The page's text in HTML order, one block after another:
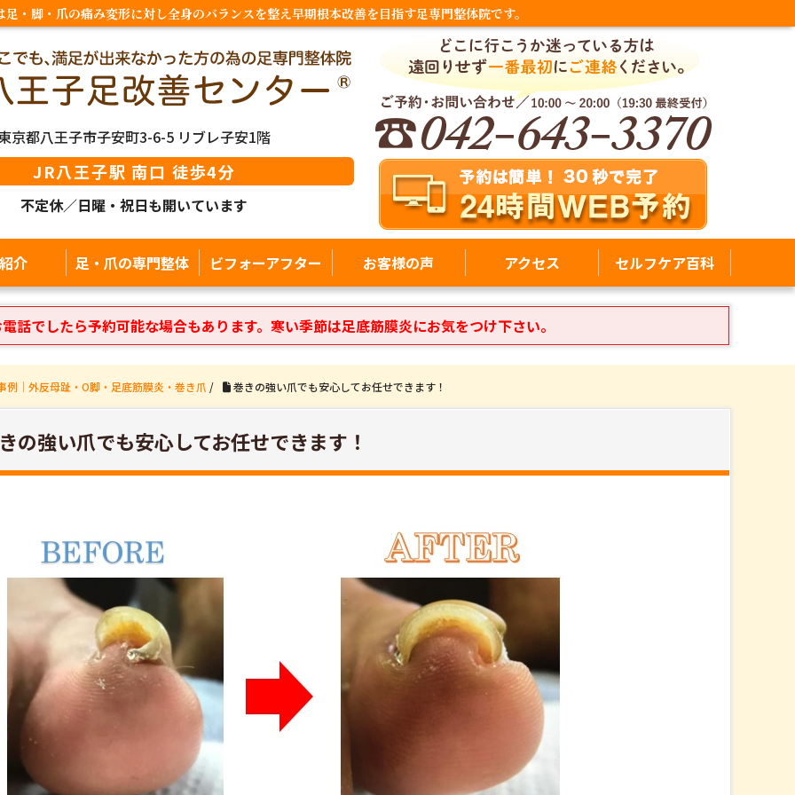
・脚・爪の痛み変形に対し全身のバランスを整え早期根本改善を目指す足専門整体院です。
京都八王子市子安町3-6-5 リブレ子安1階
JR八王子駅 南口 徒歩4分
不定休／日曜・祝日も開いています
介 足・爪の専門整体 ビフォーアフター お客様の声 アクセス セルフケア百科
話でしたら予約可能な場合もあります。寒い季節は足底筋膜炎にお気をつけ下さい。
｜外反母趾・O脚・足底筋膜炎・巻き爪 / 巻きの強い爪でも安心してお任せできます！
の強い爪でも安心してお任せできます！